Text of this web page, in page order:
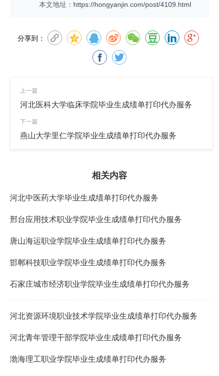
本文地址： https://hongyanjin.com/post/4109.html
分享到：
上一篇
河北医科大学临床学院毕业生成绩单打印代办服务
下一篇
燕山大学里仁学院毕业生成绩单打印代办服务
相关内容
河北中医药大学毕业生成绩单打印代办服务
邢台应用技术职业学院毕业生成绩单打印代办服务
唐山海运职业学院毕业生成绩单打印代办服务
邯郸科技职业学院毕业生成绩单打印代办服务
石家庄城市经济职业学院毕业生成绩单打印代办服务
河北资源环境职业技术学院毕业生成绩单打印代办服务
河北青年管理干部学院毕业生成绩单打印代办服务
渤海理工职业学院毕业生成绩单打印代办服务